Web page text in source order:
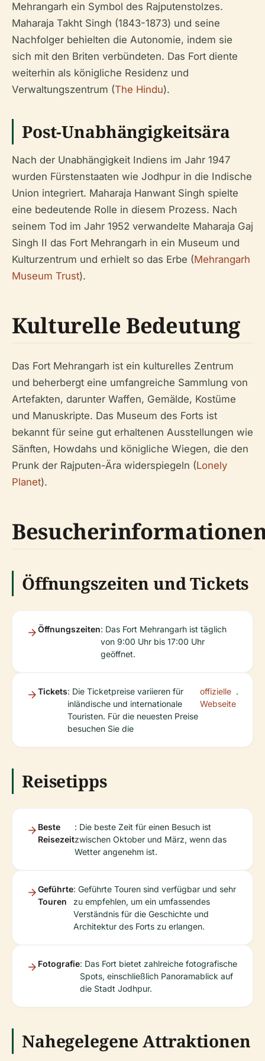
Mehrangarh ein Symbol des Rajputenstolzes.
Maharaja Takht Singh (1843-1873) und seine
Nachfolger behielten die Autonomie, indem sie
sich mit den Briten verbündeten. Das Fort diente
weiterhin als königliche Residenz und
Verwaltungszentrum (The Hindu).
Post-Unabhängigkeitsära
Nach der Unabhängigkeit Indiens im Jahr 1947
wurden Fürstenstaaten wie Jodhpur in die Indische
Union integriert. Maharaja Hanwant Singh spielte
eine bedeutende Rolle in diesem Prozess. Nach
seinem Tod im Jahr 1952 verwandelte Maharaja Gaj
Singh II das Fort Mehrangarh in ein Museum und
Kulturzentrum und erhielt so das Erbe (Mehrangarh
Museum Trust).
Kulturelle Bedeutung
Das Fort Mehrangarh ist ein kulturelles Zentrum
und beherbergt eine umfangreiche Sammlung von
Artefakten, darunter Waffen, Gemälde, Kostüme
und Manuskripte. Das Museum des Forts ist
bekannt für seine gut erhaltenen Ausstellungen wie
Sänften, Howdahs und königliche Wiegen, die den
Prunk der Rajputen-Ära widerspiegeln (Lonely
Planet).
Öffnungszeiten und Tickets
Öffnungszeiten: Das Fort Mehrangarh ist täglich
von 9:00 Uhr bis 17:00 Uhr
geöffnet.
Tickets: Die Ticketpreise variieren für
inländische und internationale
Touristen. Für die neuesten Preise
besuchen Sie die
offizielle
Webseite
.
Reisetipps
Beste
Reisezeit
: Die beste Zeit für einen Besuch ist
zwischen Oktober und März, wenn das
Wetter angenehm ist.
Geführte
Touren
: Geführte Touren sind verfügbar und sehr
zu empfehlen, um ein umfassendes
Verständnis für die Geschichte und
Architektur des Forts zu erlangen.
Fotografie: Das Fort bietet zahlreiche fotografische
Spots, einschließlich Panoramablick auf
die Stadt Jodhpur.
Nahegelegene Attraktionen